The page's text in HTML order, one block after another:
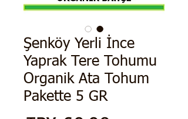
Şenköy Yerli İnce
Yaprak Tere Tohumu
Organik Ata Tohum
Pakette 5 GR